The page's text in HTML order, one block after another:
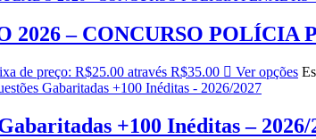
2026 – CONCURSO POLÍCIA
de preço: R$25.00 através R$35.00 Ver opções
+100 Inéditas – 2026/